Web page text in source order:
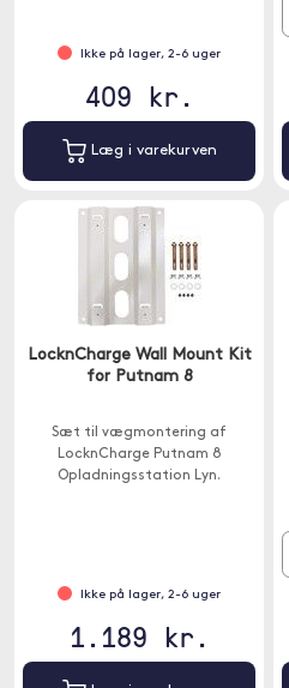
Ikke på lager, 2-6 uger
409 kr.
Læg i varekurven
LocknCharge Wall Mount Kit
for Putnam 8
Sæt til vægmontering af
LocknCharge Putnam 8
Opladningsstation Lyn.
Ikke på lager, 2-6 uger
1.189 kr.